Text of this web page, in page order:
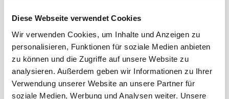
Diese Webseite verwendet Cookies
Wir verwenden Cookies, um Inhalte und Anzeigen zu
personalisieren, Funktionen für soziale Medien anbieten
zu können und die Zugriffe auf unsere Website zu
analysieren. Außerdem geben wir Informationen zu Ihrer
Verwendung unserer Website an unsere Partner für
soziale Medien, Werbung und Analysen weiter. Unsere
Tischfähnli, inkl.Kordel
Saudi Arabien, 10 x 15 cm
Lieferzeit Tage: ca. 5-7 Arbeitstage
11.85 CHF